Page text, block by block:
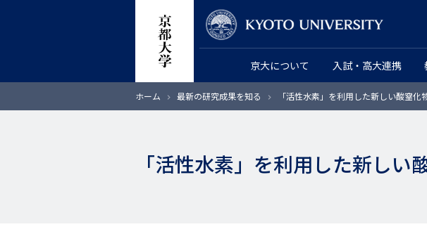
ン
京大について 入試・高大連携
ホーム 最新の研究成果を知る 「活性水素」を利用した新しい酸窒化
「活性水素」を利用した新しい